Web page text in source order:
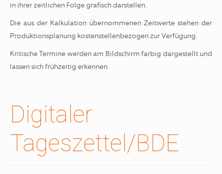
in ihrer zeitlichen Folge grafisch darstellen.
Die aus der Kalkulation übernommenen Zeitwerte stehen der
Produktionsplanung kostenstellenbezogen zur Verfügung.
Kritische Termine werden am Bildschirm farbig dargestellt und
lassen sich frühzeitig erkennen.
Digitaler
Tageszettel/BDE